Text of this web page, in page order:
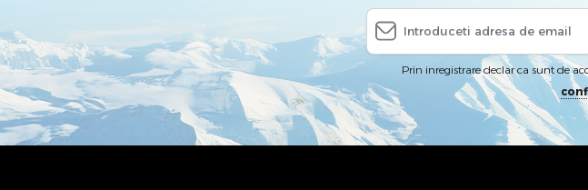
Prin inregistrare declar ca sunt de